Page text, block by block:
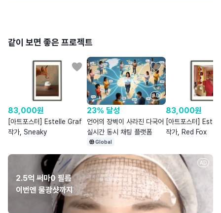
같이 보면 좋은 프로젝트
83,000원
[아트포스터] Estelle Graf
작가, Sneaky
AD
23% 달성
언어의 장벽이 사라진 다국어
실시간 동시 채팅 플랫폼
Global
83,000원
[아트포스터]
작가, Red Fox
2.5억 써마0 필름
이번엔 물광샷까지
AD